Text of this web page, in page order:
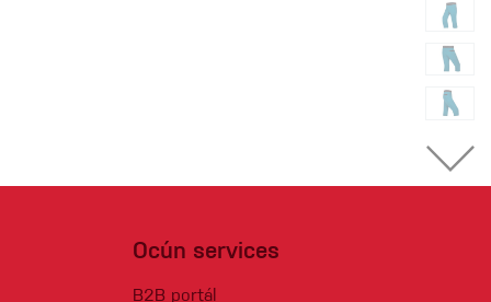
Ocún services
B2B portál